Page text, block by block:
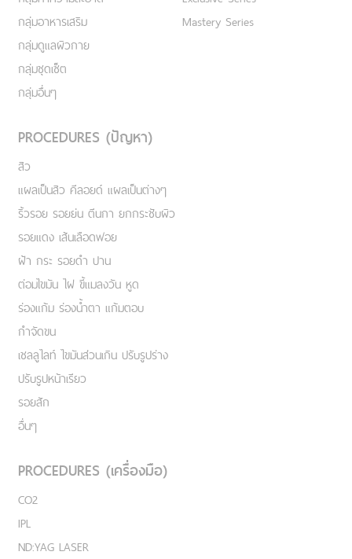
กลุ่มอาหารเสริม
กลุ่มดูแลผิวกาย
กลุ่มชุดเซ็ต
กลุ่มอื่นๆ
Mastery Series
PROCEDURES (ปัญหา)
สิว
แผลเป็นสิว คีลอยด์ แผลเป็นต่างๆ
ริ้วรอย รอยย่น ตีนกา ยกกระชับผิว
รอยแดง เส้นเลือดฟอย
ฝ้า กระ รอยดำ ปาน
ต่อมไขมัน ไฝ ขี้แมลงวัน หูด
ร่องแก้ม ร่องน้ำตา แก้มตอบ
กำจัดขน
เชลลูไลท์ ไขมันส่วนเกิน ปรับรูปร่าง
ปรับรูปหน้าเรียว
รอยสัก
อื่นๆ
PROCEDURES (เครื่องมือ)
CO2
IPL
ND:YAG LASER